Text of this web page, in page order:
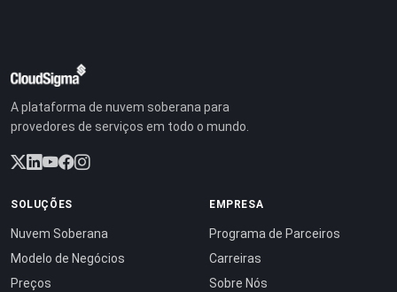
A plataforma de nuvem soberana para
provedores de serviços em todo o mundo.
SOLUÇÕES
Nuvem Soberana
Modelo de Negócios
Preços
EMPRESA
Programa de Parceiros
Carreiras
Sobre Nós